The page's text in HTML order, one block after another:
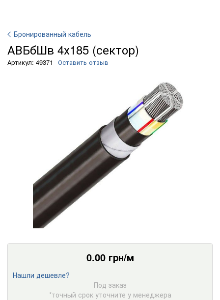
Бронированный кабель
АВБбШв 4х185 (сектор)
Артикул: 49371 Оставить отзыв
0.00грн/м
Нашли дешевле?
Под заказ
*точный срок уточните у менеджера